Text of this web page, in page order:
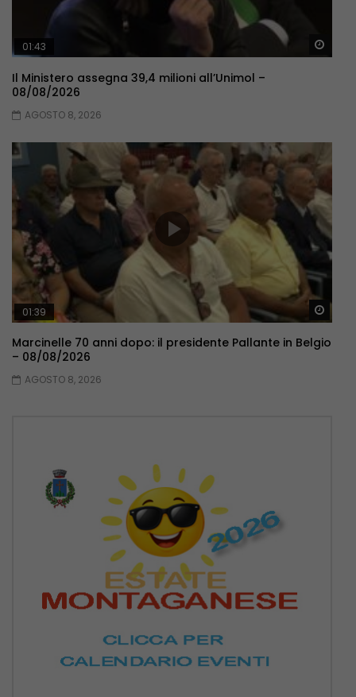
01:43
Il Ministero assegna 39,4 milioni all’Unimol –
08/08/2026
AGOSTO 8, 2026
01:39
Marcinelle 70 anni dopo: il presidente Pallante in Belgio
– 08/08/2026
AGOSTO 8, 2026